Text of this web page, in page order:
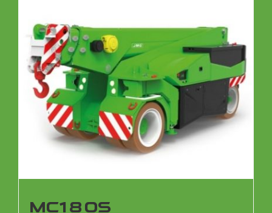
MC180S